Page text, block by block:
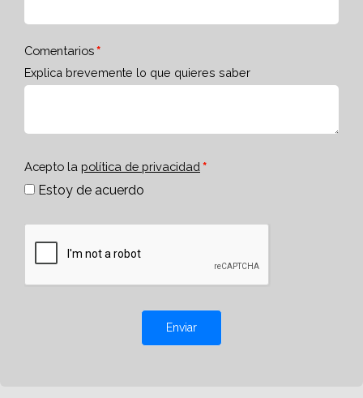
Comentarios
Explica brevemente lo que quieres saber
Acepto la política de privacidad
Estoy de acuerdo
Enviar